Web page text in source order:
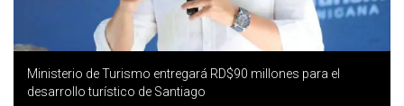
Ministerio de Turismo entregará RD$90 millones para el
desarrollo turístico de Santiago